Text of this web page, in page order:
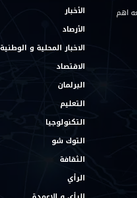
اهم
الأخبار
الأرصاد
الاخبار المحلية و الوطنية
الاقتصاد
البرلمان
التعليم
التكنولوجيا
التوك شو
الثقافة
الرأي